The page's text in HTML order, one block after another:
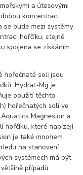
a útesovými
koncentraci
se bude mezi systémy
hořčíku, stejně
spojena se získáním
hořečnaté soli jsou
Hydrat-Mg je
použití těchto
hořečnatých solí ve
Magnesion a
hořčíku, které nabízejí
je také mnohem
na stanovení
systémech má být
případů